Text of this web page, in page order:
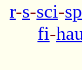
r-s-sci-sp
fi-